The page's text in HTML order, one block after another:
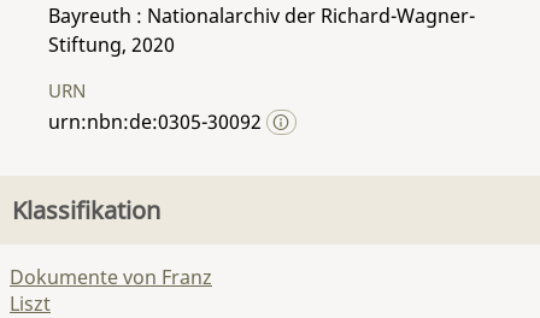
Bayreuth : Nationalarchiv der Richard-Wagner-
Stiftung, 2020
URN
urn:nbn:de:0305-30092
Klassifikation
Dokumente von Franz
Liszt